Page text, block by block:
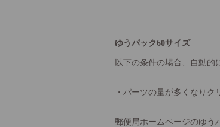
ゆうパック60サイズ
以下の条件の場合、自動的
・パーツの量が多くなり
郵便局ホームページのゆう